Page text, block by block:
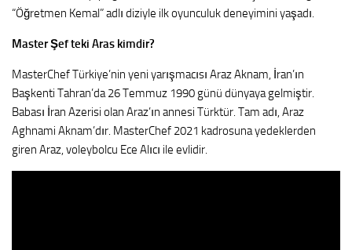
“Öğretmen Kemal” adlı diziyle ilk oyunculuk deneyimini yaşadı.
Master Şef teki Aras kimdir?
MasterChef Türkiye’nin yeni yarışmacısı Araz Aknam, İran’ın
Başkenti Tahran’da 26 Temmuz 1990 günü dünyaya gelmiştir.
Babası İran Azerisi olan Araz’ın annesi Türktür. Tam adı, Araz
Aghnami Aknam’dır. MasterChef 2021 kadrosuna yedeklerden
giren Araz, voleybolcu Ece Alıcı ile evlidir.